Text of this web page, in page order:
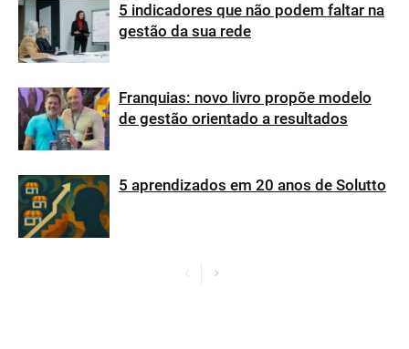
5 indicadores que não podem faltar na
gestão da sua rede
Franquias: novo livro propõe modelo
de gestão orientado a resultados
5 aprendizados em 20 anos de Solutto